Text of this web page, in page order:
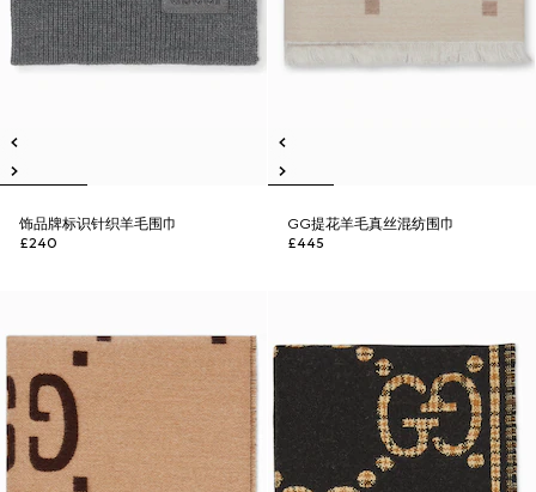
饰品牌标识针织羊毛围巾
£240
GG提花羊毛真丝混纺围巾
£445